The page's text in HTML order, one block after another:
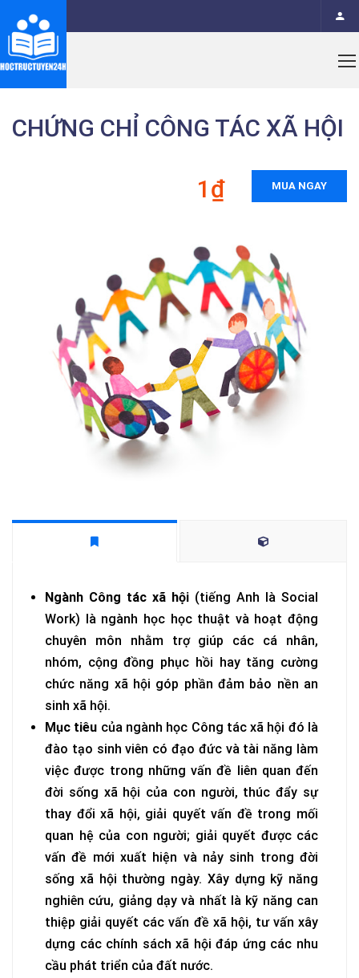
CHỨNG CHỈ CÔNG TÁC XÃ HỘI
1₫ MUA NGAY
Ngành Công tác xã hội (tiếng Anh là Social
Work) là ngành học học thuật và hoạt động
chuyên môn nhằm trợ giúp các cá nhân,
nhóm, cộng đồng phục hồi hay tăng cường
chức năng xã hội góp phần đảm bảo nền an
sinh xã hội.
Mục tiêu của ngành học Công tác xã hội đó là
đào tạo sinh viên có đạo đức và tài năng làm
việc được trong những vấn đề liên quan đến
đời sống xã hội của con người, thúc đẩy sự
thay đổi xã hội, giải quyết vấn đề trong mối
quan hệ của con người; giải quyết được các
vấn đề mới xuất hiện và nảy sinh trong đời
sống xã hội thường ngày. Xây dựng kỹ năng
nghiên cứu, giảng dạy và nhất là kỹ năng can
thiệp giải quyết các vấn đề xã hội, tư vấn xây
dựng các chính sách xã hội đáp ứng các nhu
cầu phát triển của đất nước.